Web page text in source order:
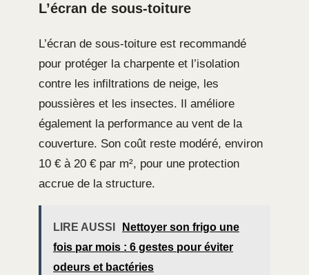
L’écran de sous-toiture
L’écran de sous-toiture est recommandé
pour protéger la charpente et l’isolation
contre les infiltrations de neige, les
poussières et les insectes. Il améliore
également la performance au vent de la
couverture. Son coût reste modéré, environ
10 € à 20 € par m², pour une protection
accrue de la structure.
LIRE AUSSI
Nettoyer son frigo une
fois par mois : 6 gestes pour éviter
odeurs et bactéries